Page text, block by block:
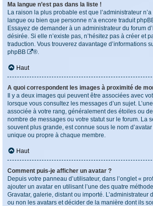
Ma langue n’est pas dans la liste !
La raison la plus probable est que l’administrateur
langue ou bien que personne n’a encore traduit
Essayez de demander à un administrateur du forum
désirée. Si elle n’existe pas, n’hésitez pas à créer et
traduction. Vous trouverez davantage d’informations
phpBB
®.
Haut
A quoi correspondent les images à proximité de
Il y a deux images qui peuvent être associées avec
lorsque vous consultez les messages d’un sujet.
associée à votre rang, généralement des étoiles ou
nombre de messages ou votre statut sur le forum. La
souvent plus grande, est connue sous le nom
unique ou propre à chaque membre.
Haut
Comment puis-je afficher un avatar ?
Depuis votre panneau d’utilisateur, dans l’onglet «
ajouter un avatar en utilisant l’une des quatre
Gravatar, galerie, distant ou importé. L’administrateur
ou non les avatars et décider de la manière dont ils